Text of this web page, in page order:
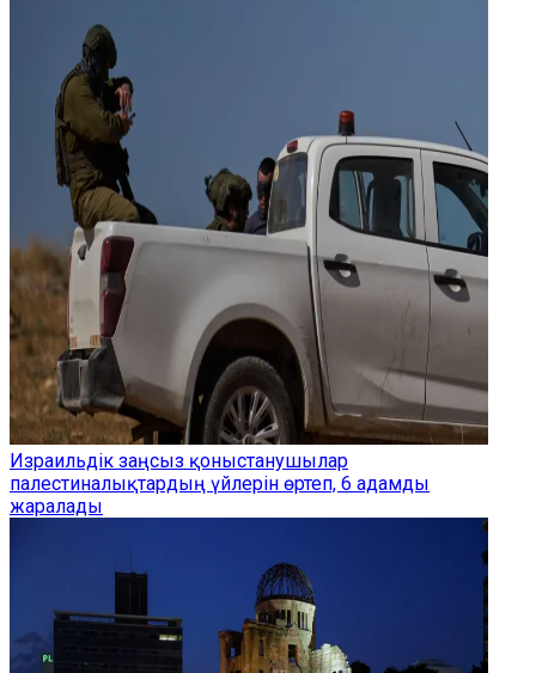
Израильдік заңсыз қоныстанушылар
палестиналықтардың үйлерін өртеп, 6 адамды
жаралады